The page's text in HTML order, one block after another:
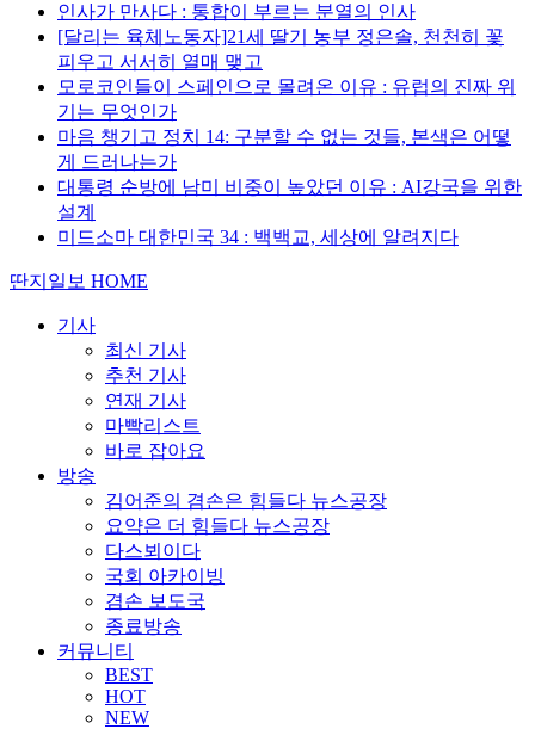
인사가 만사다 : 통합이 부르는 분열의 인사
[달리는 육체노동자]21세 딸기 농부 정은솔, 천천히 꽃
피우고 서서히 열매 맺고
모로코인들이 스페인으로 몰려온 이유 : 유럽의 진짜 위
기는 무엇인가
마음 챙기고 정치 14: 구분할 수 없는 것들, 본색은 어떻
게 드러나는가
대통령 순방에 남미 비중이 높았던 이유 : AI강국을 위한
설계
미드소마 대한민국 34 : 백백교, 세상에 알려지다
딴지일보 HOME
기사
최신 기사
추천 기사
연재 기사
마빡리스트
바로 잡아요
방송
김어준의 겸손은 힘들다 뉴스공장
요약은 더 힘들다 뉴스공장
다스뵈이다
국회 아카이빙
겸손 보도국
종료방송
커뮤니티
BEST
HOT
NEW